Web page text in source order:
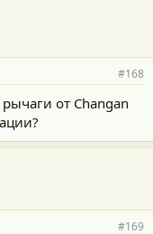
#168
от Changan
#169